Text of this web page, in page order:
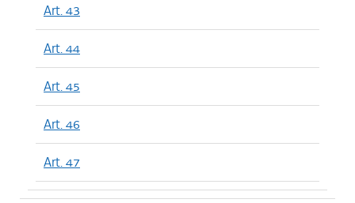
Art. 43
Art. 44
Art. 45
Art. 46
Art. 47